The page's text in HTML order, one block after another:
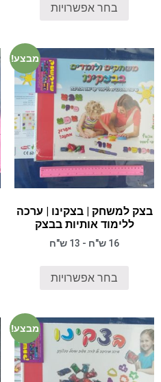
בחר אפשרויות
מבצע!
בצק למשחק | בצקינו | ערכה
ללימוד אותיות בבצק
16 ש"ח - 13 ש"ח
בחר אפשרויות
מבצע!